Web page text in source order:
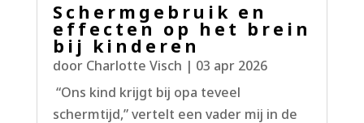
Schermgebruik en
effecten op het brein
bij kinderen
door Charlotte Visch | 03 apr 2026
“Ons kind krijgt bij opa teveel
schermtijd,” vertelt een vader mij in de